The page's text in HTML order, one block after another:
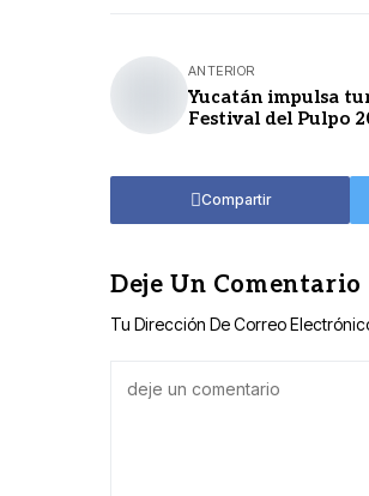
ANTERIOR
Yucatán impulsa
Festival del Pulpo
Compartir
Deje Un Comentario
Tu Dirección De Correo